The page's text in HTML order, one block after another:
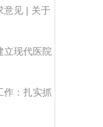
意见 | 关于
立现代医院
作：扎实抓